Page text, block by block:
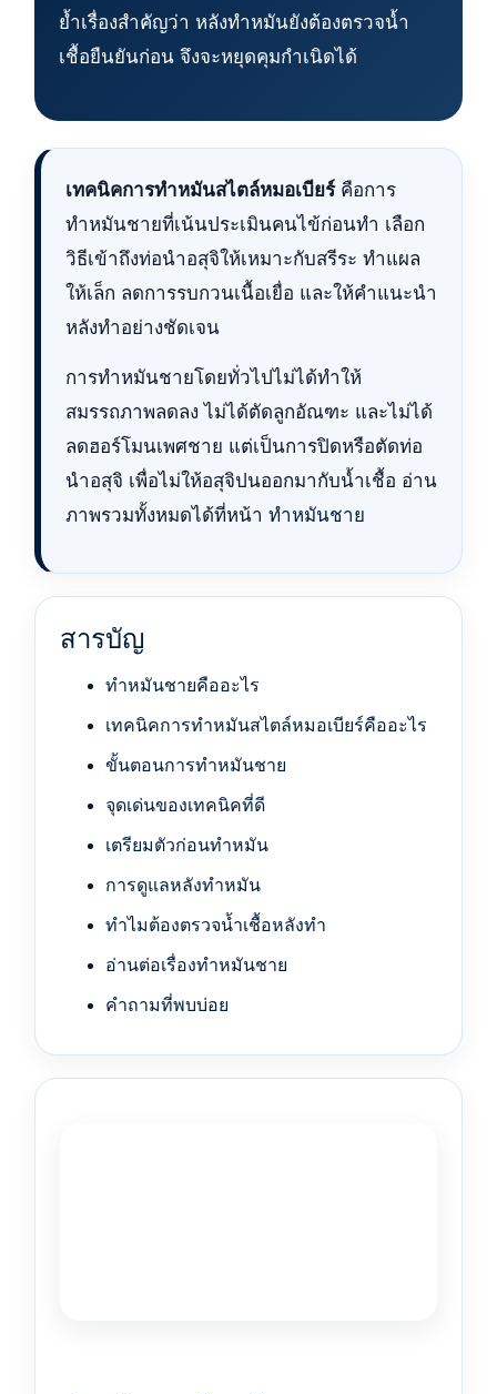
ย้ำเรื่องสำคัญว่า หลังทำหมันยังต้องตรวจน้ำ
เชื้อยืนยันก่อน จึงจะหยุดคุมกำเนิดได้
เทคนิคการทำหมันสไตล์หมอเบียร์คือการ
ทำหมันชายที่เน้นประเมินคนไข้ก่อนทำ เลือก
วิธีเข้าถึงท่อนำอสุจิให้เหมาะกับสรีระ ทำแผล
ให้เล็ก ลดการรบกวนเนื้อเยื่อ และให้คำแนะนำ
หลังทำอย่างชัดเจน
การทำหมันชายโดยทั่วไปไม่ได้ทำให้
สมรรถภาพลดลง ไม่ได้ตัดลูกอัณฑะ และไม่ได้
ลดฮอร์โมนเพศชาย แต่เป็นการปิดหรือตัดท่อ
นำอสุจิ เพื่อไม่ให้อสุจิปนออกมากับน้ำเชื้อ อ่าน
ภาพรวมทั้งหมดได้ที่หน้า ทำหมันชาย
สารบัญ
ทำหมันชายคืออะไร
เทคนิคการทำหมันสไตล์หมอเบียร์คืออะไร
ขั้นตอนการทำหมันชาย
จุดเด่นของเทคนิคที่ดี
เตรียมตัวก่อนทำหมัน
การดูแลหลังทำหมัน
ทำไมต้องตรวจน้ำเชื้อหลังทำ
อ่านต่อเรื่องทำหมันชาย
คำถามที่พบบ่อย